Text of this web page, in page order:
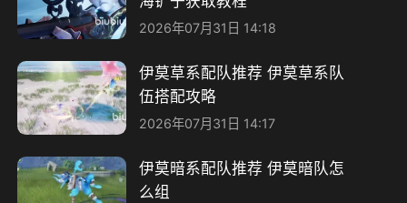
2026年07月31日 14:18
伊莫草系配队推荐 伊莫草系队
伍搭配攻略
2026年07月31日 14:17
伊莫暗系配队推荐 伊莫暗队怎
么组